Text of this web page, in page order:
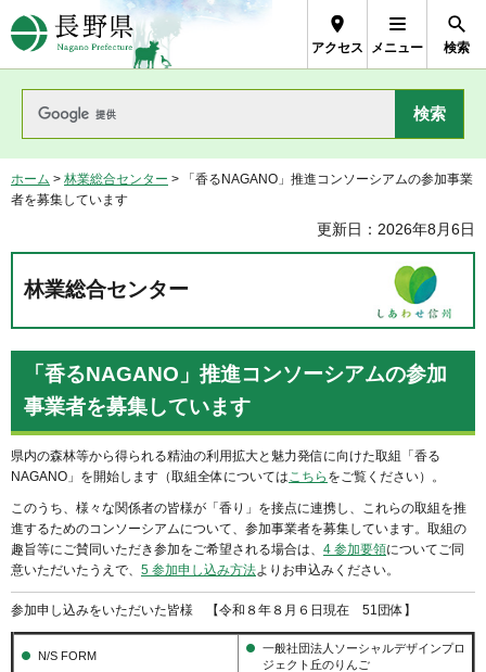
長野県Nagano Prefecture
アクセス メニュー 検索
ホーム > 林業総合センター > 「香るNAGANO」推進コンソーシアムの参加事業
者を募集しています
更新日：2026年8月6日
林業総合センター
「香るNAGANO」推進コンソーシアムの参加
事業者を募集しています
県内の森林等から得られる精油の利用拡大と魅力発信に向けた取組「香る
NAGANO」を開始します（取組全体についてはこちら をご覧ください）。
このうち、様々な関係者の皆様が「香り」を接点に連携し、これらの取組を推
進するためのコンソーシアムについて、参加事業者を募集しています。取組の
趣旨等にご賛同いただき参加をご希望される場合は、 4 参加要領についてご同
意いただいたうえで、 5 参加申し込み方法よりお申込みください。
参加申し込みをいただいた皆様 【令和８年８月６日現在 51団体】
N/S FORM
一般社団法人ソーシャルデザインプロ
ジェクト丘のりんご